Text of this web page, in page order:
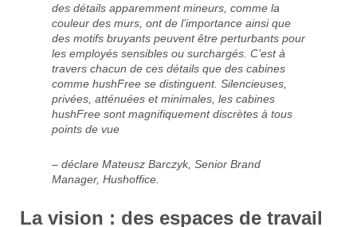
des détails apparemment mineurs, comme la
couleur des murs, ont de l’importance ainsi que
des motifs bruyants peuvent être perturbants pour
les employés sensibles ou surchargés. C’est à
travers chacun de ces détails que des cabines
comme hushFree se distinguent. Silencieuses,
privées, atténuées et minimales, les cabines
hushFree sont magnifiquement discrètes à tous
points de vue
– déclare Mateusz Barczyk, Senior Brand
Manager, Hushoffice.
La vision : des espaces de travail